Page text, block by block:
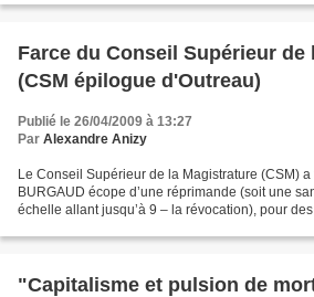
Farce du Conseil Supérieur de
(CSM épilogue d'Outreau)
Publié le 26/04/2009 à 13:27
Par Alexandre Anizy
Le Conseil Supérieur de la Magistrature (CSM)
BURGAUD écope d’une réprimande (soit une
échelle allant jusqu’à 9 – la révocation), pour
"Capitalisme et pulsion de